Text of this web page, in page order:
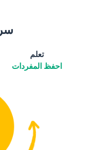
سر Memrise
تعلم
احفظ المفردات